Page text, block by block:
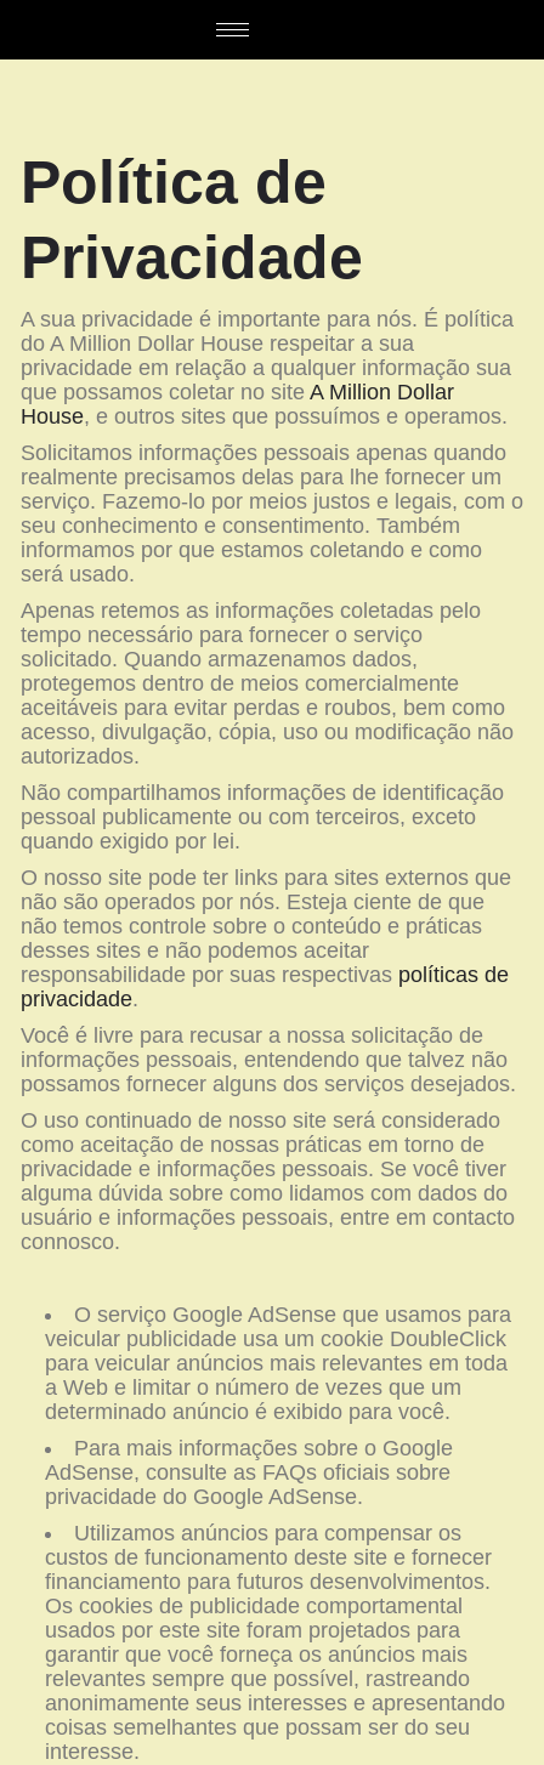
Política de
Privacidade
A sua privacidade é importante para nós. É política
do A Million Dollar House respeitar a sua
privacidade em relação a qualquer informação sua
que possamos coletar no site A Million Dollar
House, e outros sites que possuímos e operamos.
Solicitamos informações pessoais apenas quando
realmente precisamos delas para lhe fornecer um
serviço. Fazemo-lo por meios justos e legais, com o
seu conhecimento e consentimento. Também
informamos por que estamos coletando e como
será usado.
Apenas retemos as informações coletadas pelo
tempo necessário para fornecer o serviço
solicitado. Quando armazenamos dados,
protegemos dentro de meios comercialmente
aceitáveis para evitar perdas e roubos, bem como
acesso, divulgação, cópia, uso ou modificação não
autorizados.
Não compartilhamos informações de identificação
pessoal publicamente ou com terceiros, exceto
quando exigido por lei.
O nosso site pode ter links para sites externos que
não são operados por nós. Esteja ciente de que
não temos controle sobre o conteúdo e práticas
desses sites e não podemos aceitar
responsabilidade por suas respectivas políticas de
privacidade.
Você é livre para recusar a nossa solicitação de
informações pessoais, entendendo que talvez não
possamos fornecer alguns dos serviços desejados.
O uso continuado de nosso site será considerado
como aceitação de nossas práticas em torno de
privacidade e informações pessoais. Se você tiver
alguma dúvida sobre como lidamos com dados do
usuário e informações pessoais, entre em contacto
connosco.
O serviço Google AdSense que usamos para
veicular publicidade usa um cookie DoubleClick
para veicular anúncios mais relevantes em toda
a Web e limitar o número de vezes que um
determinado anúncio é exibido para você.
Para mais informações sobre o Google
AdSense, consulte as FAQs oficiais sobre
privacidade do Google AdSense.
Utilizamos anúncios para compensar os
custos de funcionamento deste site e fornecer
financiamento para futuros desenvolvimentos.
Os cookies de publicidade comportamental
usados por este site foram projetados para
garantir que você forneça os anúncios mais
relevantes sempre que possível, rastreando
anonimamente seus interesses e apresentando
coisas semelhantes que possam ser do seu
interesse.